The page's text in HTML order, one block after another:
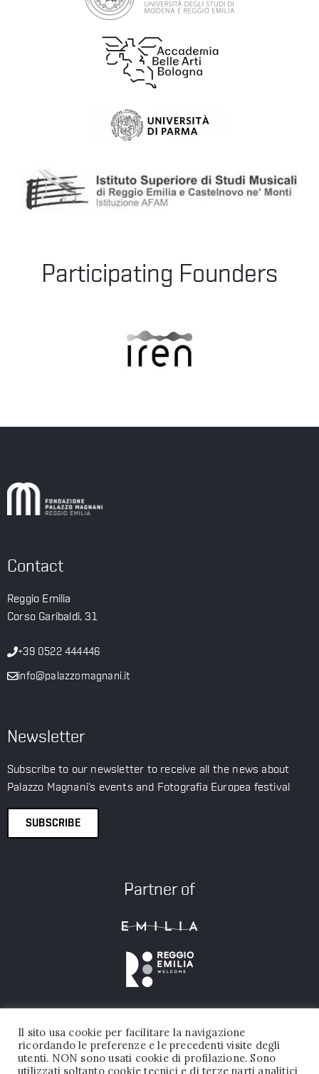
Participating Founders
Contact
Reggio Emilia
Corso Garibaldi, 31
+39 0522 444446
info@palazzomagnani.it
Newsletter
Subscribe to our newsletter to receive all the news about
Palazzo Magnani’s events and Fotografia Europea festival
SUBSCRIBE
Partner of
Il sito usa cookie per facilitare la navigazione
ricordando le preferenze e le precedenti visite degli
utenti. NON sono usati cookie di profilazione. Sono
utilizzati soltanto cookie tecnici e di terze parti analitici